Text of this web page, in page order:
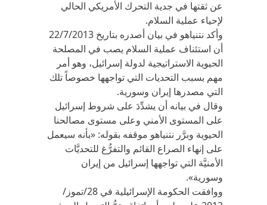
عن ثقتها في جدية التحرك الأمريكي الحالي
لإحياء عملية السلام.
وأكد نتنياهو في بيان أصدره بتاريخ 22/7/2013
أن استئناف عملية السلام يصب في المصلحة
الحيوية الاستراتيجية لدولة إسرائيل، وهو أمر
مهم بسبب التحديات التي تواجهها خصوصاً تلك
التي مصدرها إيران وسورية.
وقال في بيانه أن يشدِّدَ على شروط إسرائيل
على المستوى الأمني وعلى مستوى مصالحنا
الحيوية وبرَّر نتنياهو موقفه بقوله: «بأنه سيعمل
على إنهاء الصراع القائم والتفرُّغ للتحديَّات
الأمنيَّة التي تواجهها إسرائيل من إيران
وسورية».
ووافقت الحكومة الإسرائيلية في 28/تموز/